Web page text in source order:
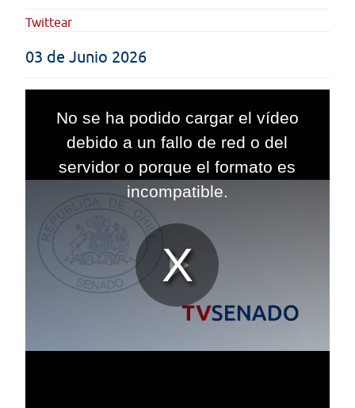
Twittear
03 de Junio 2026
window.
No se ha podido cargar el vídeo
debido a un fallo de red o del
servidor o porque el formato es
incompatible.